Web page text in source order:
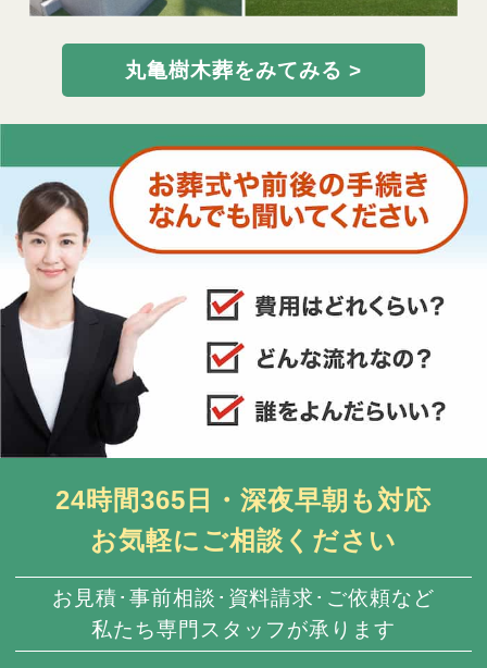
丸亀樹木葬をみてみる >
24時間365日・深夜早朝も対応
お気軽にご相談ください
お見積･事前相談･資料請求･ご依頼など
私たち専門スタッフが承ります